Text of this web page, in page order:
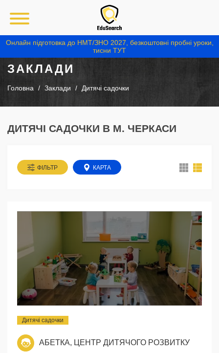
Онлайн підготовка до НМТ/ЗНО 2027, безкоштовні пробні уроки,
тисни ТУТ
ЗАКЛАДИ
Головна Заклади Дитячі садочки
ДИТЯЧІ САДОЧКИ В М. ЧЕРКАСИ
ФІЛЬТР КАРТА
Дитячі садочки
АБЕТКА, ЦЕНТР ДИТЯЧОГО РОЗВИТКУ